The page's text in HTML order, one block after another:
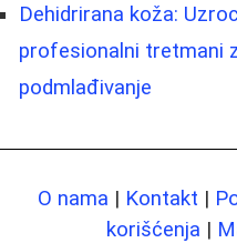
Dehidrirana koža:
profesionalni tretmani
podmlađivanje
O nama | Kontakt |
korišćenja |